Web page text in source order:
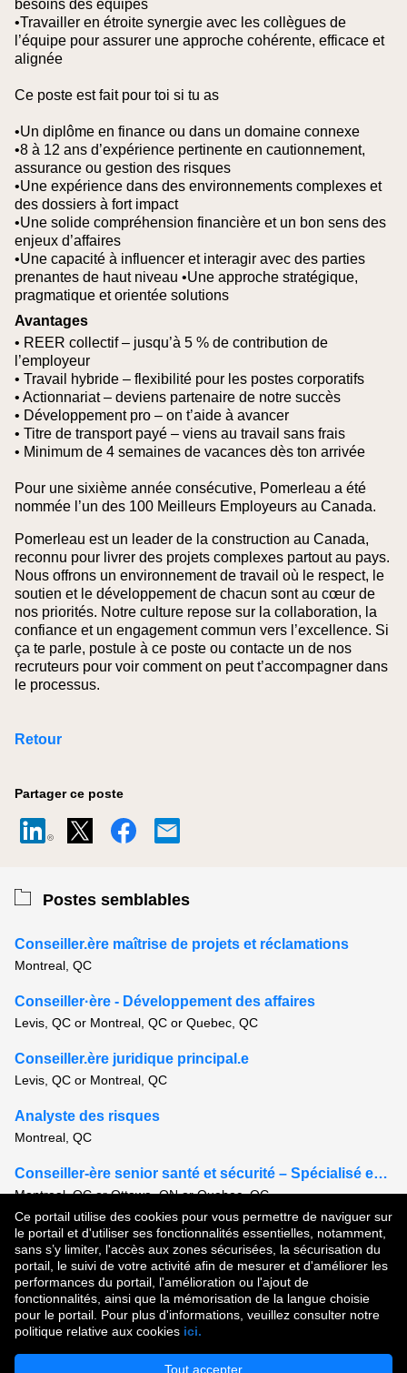
Ce portail utilise des cookies pour vous permettre de naviguer sur
le portail et d'utiliser ses fonctionnalités essentielles, notamment,
sans s’y limiter, l'accès aux zones sécurisées, la sécurisation du
portail, le suivi de votre activité afin de mesurer et d'améliorer les
performances du portail, l'amélioration ou l'ajout de
fonctionnalités, ainsi que la mémorisation de la langue choisie
pour le portail. Pour plus d'informations, veuillez consulter notre
politique relative aux cookies ici.
Tout accepter
besoins des équipes
•Travailler en étroite synergie avec les collègues de
l’équipe pour assurer une approche cohérente, efficace et
alignée
Ce poste est fait pour toi si tu as
•Un diplôme en finance ou dans un domaine connexe
•8 à 12 ans d’expérience pertinente en cautionnement,
assurance ou gestion des risques
•Une expérience dans des environnements complexes et
des dossiers à fort impact
•Une solide compréhension financière et un bon sens des
enjeux d’affaires
•Une capacité à influencer et interagir avec des parties
prenantes de haut niveau •Une approche stratégique,
pragmatique et orientée solutions
Avantages
• REER collectif – jusqu’à 5 % de contribution de
l’employeur
• Travail hybride – flexibilité pour les postes corporatifs
• Actionnariat – deviens partenaire de notre succès
• Développement pro – on t’aide à avancer
• Titre de transport payé – viens au travail sans frais
• Minimum de 4 semaines de vacances dès ton arrivée
Pour une sixième année consécutive, Pomerleau a été
nommée l’un des 100 Meilleurs Employeurs au Canada.
Pomerleau est un leader de la construction au Canada,
reconnu pour livrer des projets complexes partout au pays.
Nous offrons un environnement de travail où le respect, le
soutien et le développement de chacun sont au cœur de
nos priorités. Notre culture repose sur la collaboration, la
confiance et un engagement commun vers l’excellence. Si
ça te parle, postule à ce poste ou contacte un de nos
recruteurs pour voir comment on peut t’accompagner dans
le processus.
Retour
Partager ce poste
Postes semblables
Conseiller.ère maîtrise de projets et réclamations
Montreal, QC
Conseiller·ère - Développement des affaires
Levis, QC or Montreal, QC or Quebec, QC
Conseiller.ère juridique principal.e
Levis, QC or Montreal, QC
Analyste des risques
Montreal, QC
Conseiller-ère senior santé et sécurité – Spécialisé en Enquête
Montreal, QC or Ottawa, ON or Quebec, QC
Voir tous les postes semblables
Droit d'auteur © 2026
Conditions d'utilisation | Politique de confidentialité